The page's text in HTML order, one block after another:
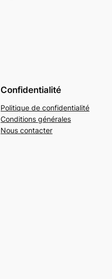
Confidentialité
Politique de confidentialité
Conditions générales
Nous contacter